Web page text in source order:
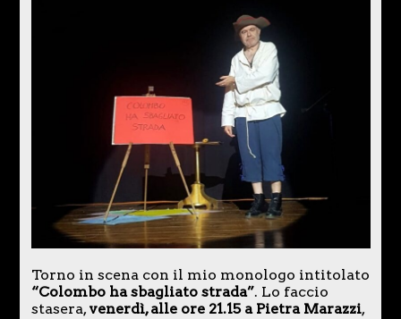
Torno in scena con il mio monologo intitolato
“Colombo ha sbagliato strada”. Lo faccio
stasera,venerdì, alle ore 21.15 a Pietra Marazzi,